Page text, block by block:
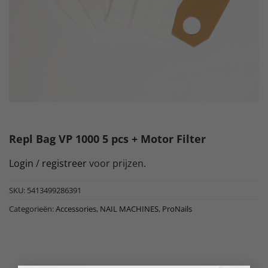
Repl Bag VP 1000 5 pcs + Motor Filter
Login / registreer voor prijzen.
SKU: 5413499286391
Categorieën:Accessories, NAIL MACHINES, ProNails